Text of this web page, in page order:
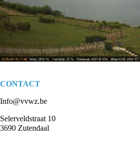
CONTACT
Info@vvwz.be
Selerveldstraat 10
3690 Zutendaal